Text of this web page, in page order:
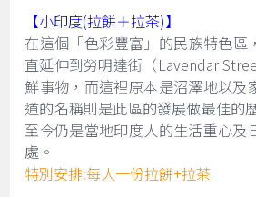
【小印度(拉餅＋拉茶)】
在這個「色彩豐富」的民族特色區
直延伸到勞明達街（Lavendar
鮮事物，而這裡原本是沼澤地以及
道的名稱則是此區的發展做最佳的
至今仍是當地印度人的生活重心及
處。
特別安排:每人一份拉餅+拉茶